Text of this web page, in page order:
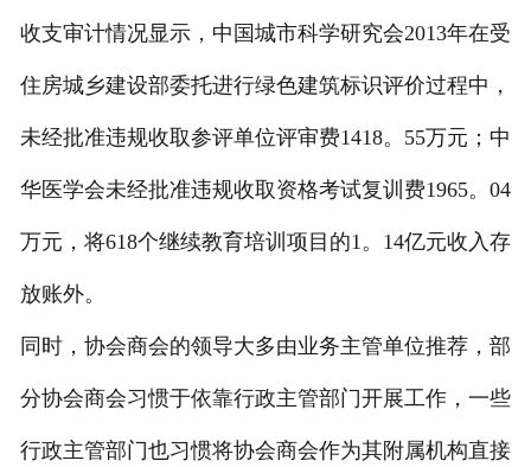
收支审计情况显示，中国城市科学研究会2013年在受
住房城乡建设部委托进行绿色建筑标识评价过程中，
未经批准违规收取参评单位评审费1418。55万元；中
华医学会未经批准违规收取资格考试复训费1965。04
万元，将618个继续教育培训项目的1。14亿元收入存
放账外。
同时，协会商会的领导大多由业务主管单位推荐，部
分协会商会习惯于依靠行政主管部门开展工作，一些
行政主管部门也习惯将协会商会作为其附属机构直接